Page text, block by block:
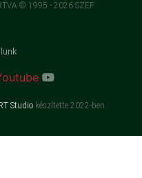
© 1995 - 2026 SZEF
Studiokészítette 2022-ben.